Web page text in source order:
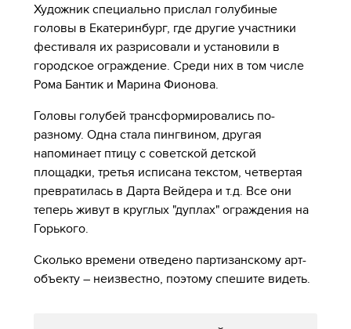
Художник специально прислал голубиные
головы в Екатеринбург, где другие участники
фестиваля их разрисовали и установили в
городское ограждение. Среди них в том числе
Рома Бантик и Марина Фионова.
Головы голубей трансформировались по-
разному. Одна стала пингвином, другая
напоминает птицу с советской детской
площадки, третья исписана текстом, четвертая
превратилась в Дарта Вейдера и т.д. Все они
теперь живут в круглых "дуплах" ограждения на
Горького.
Сколько времени отведено партизанскому арт-
объекту – неизвестно, поэтому спешите видеть.